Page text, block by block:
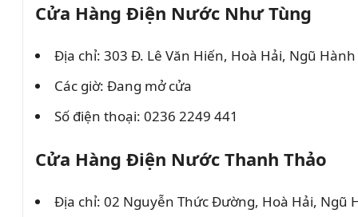
Cửa Hàng Điện Nước Như Tùng
Địa chỉ: 303 Đ. Lê Văn Hiến, Hoà Hải, Ngũ
Các giờ: Đang mở cửa
Số điện thoại: 0236 2249 441
Cửa Hàng Điện Nước Thanh Thảo
Địa chỉ: 02 Nguyễn Thức Đường, Hoà Hải, Ngũ